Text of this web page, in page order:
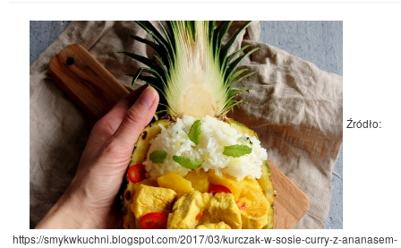
Źródło:
https://smykwkuchni.blogspot.com/2017/03/kurczak-w-sosie-curry-z-ananasem-